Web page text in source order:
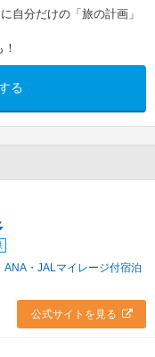
自分だけの「旅の計画」
る
ANA・JALマイレージ付宿泊
公式サイトを見る